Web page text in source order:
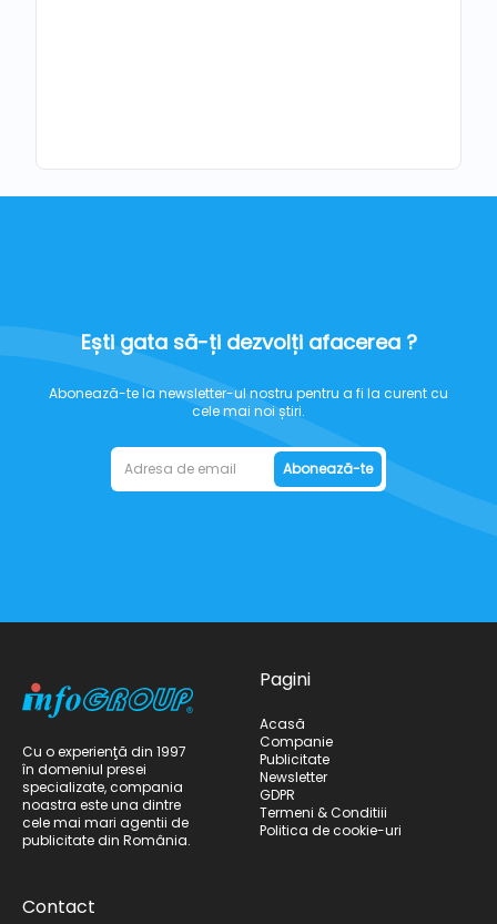
Ești gata să-ți dezvolți afacerea ?
Abonează-te la newsletter-ul nostru pentru a fi la curent cu
cele mai noi știri.
Abonează-te
Cu o experienţă din 1997
în domeniul presei
specializate, compania
noastra este una dintre
cele mai mari agentii de
publicitate din România.
Contact
Pagini
Acasă
Companie
Publicitate
Newsletter
GDPR
Termeni & Conditiii
Politica de cookie-uri